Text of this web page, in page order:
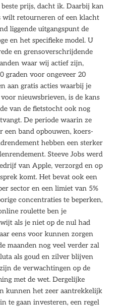
prijs, dacht ik. Daarbij kan
wilt retourneren of een klacht
liggende uitgangspunt de
en het specifieke model. U
en grensoverschrijdende
waar wij actief zijn,
graden voor ongeveer 20
aan gratis acties waarbij je
nieuwsbrieven, is de kans
van de fietstocht ook nog
De periode waarin ze
een band opbouwen, koers-
hebben een sterker
Steeve Jobs werd
van Apple, verzorgd en op
komt. Het bevat ook een
sector en een limiet van 5%
concentraties te beperken,
roulette ben je
als je niet op de nul had
eens voor kunnen zorgen
maanden nog veel verder zal
als goud en zilver blijven
de verwachtingen op de
met de wet. Dergelijke
kunnen het zeer aantrekkelijk
te gaan investeren, een regel